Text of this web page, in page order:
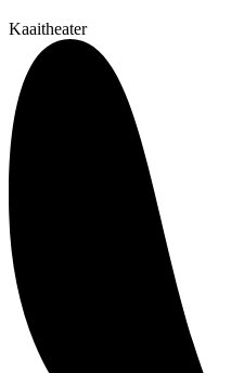
Kaaitheater